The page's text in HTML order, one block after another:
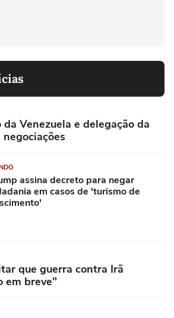
Venezuela e delegação da
assina decreto para negar
em casos de 'turismo de
que guerra contra Irã
em breve"